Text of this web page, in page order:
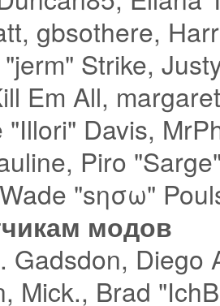
gbsothere,
Strike,
Em All,
"Illori" Davis,
Piro
"sησω"
модов
Gadsdon, Diego
Mick., Brad